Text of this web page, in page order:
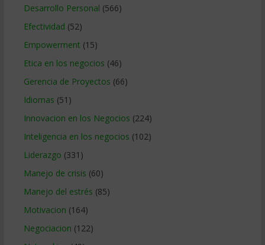
Desarrollo Personal (566)
Efectividad (52)
Empowerment (15)
Etica en los negocios (46)
Gerencia de Proyectos (66)
Idiomas (51)
Innovacion en los Negocios (224)
Inteligencia en los negocios (102)
Liderazgo (331)
Manejo de crisis (60)
Manejo del estrés (85)
Motivacion (164)
Negociacion (122)